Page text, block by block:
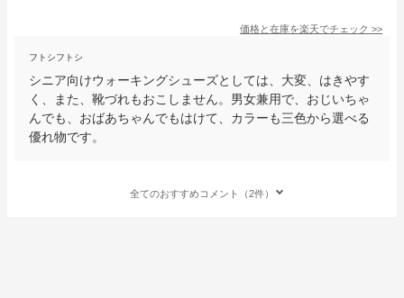
価格と在庫を楽天でチェック >>
フトシフトシ
シニア向けウォーキングシューズとしては、大変、はきやす
く、また、靴づれもおこしません。男女兼用で、おじいちゃ
んでも、おばあちゃんでもはけて、カラーも三色から選べる
優れ物です。
全てのおすすめコメント（2件）